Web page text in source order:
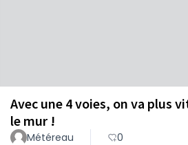
Avec une 4 voies, on va plus
le mur !
Météreau 0